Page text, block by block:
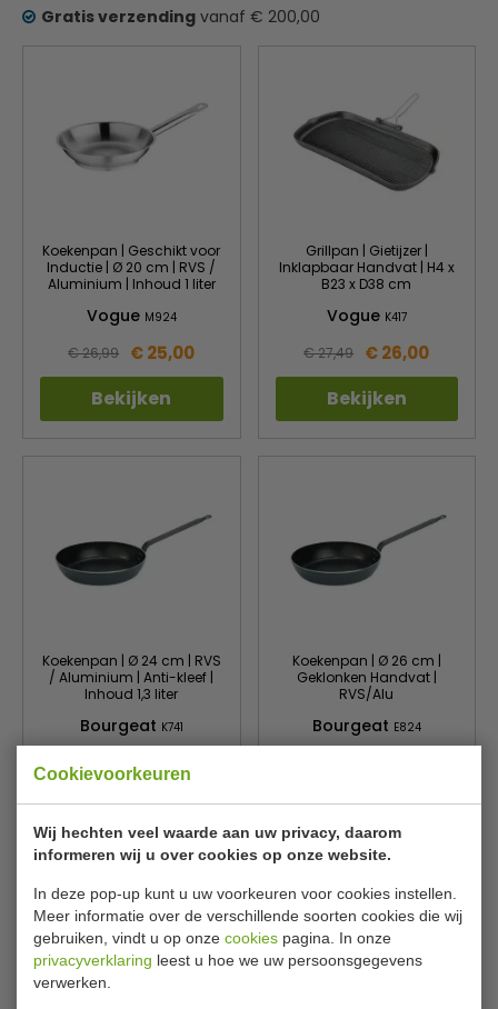
Cookievoorkeuren
Wij hechten veel waarde aan uw privacy, daarom
informeren wij u over cookies op onze website.
In deze pop-up kunt u uw voorkeuren voor cookies instellen.
Meer informatie over de verschillende soorten cookies die wij
gebruiken, vindt u op onze cookies pagina. In onze
privacyverklaring leest u hoe we uw persoonsgegevens
verwerken.
Koekenpan | Geschikt voor
Inductie | Ø 20 cm | RVS /
Aluminium | Inhoud 1 liter
Vogue M924
€ 26,99 € 25,00
Bekijken
Grillpan | Gietijzer |
Inklapbaar Handvat | H4 x
B23 x D38 cm
Vogue K417
€ 27,49 € 26,00
Bekijken
Koekenpan | Ø 24 cm | RVS
/ Aluminium | Anti-kleef |
Inhoud 1,3 liter
Bourgeat K741
€ 29,59 € 28,00
Bekijken
Koekenpan | Ø 26 cm |
Geklonken Handvat |
RVS/Alu
Bourgeat E824
Bekijken
Gratis verzending vanaf € 200,00